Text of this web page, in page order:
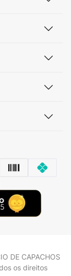
DE CAPACHOS
os direitos